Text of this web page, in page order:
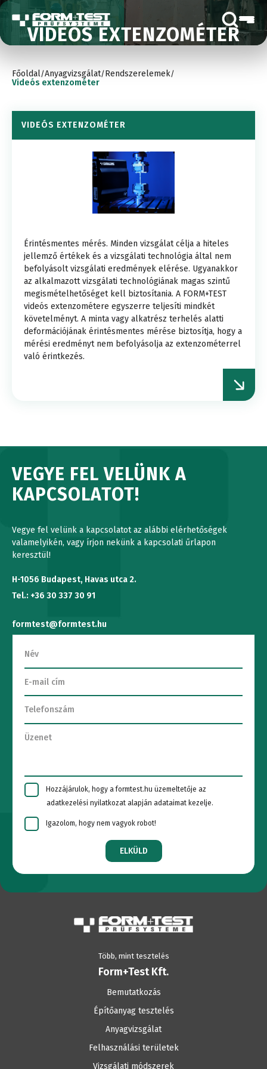
VIDEÓS EXTENZOMÉTER
Főoldal/Anyagvizsgálat/Rendszerelemek/
Videós extenzométer
VIDEÓS EXTENZOMÉTER
Érintésmentes mérés. Minden vizsgálat célja a hiteles
jellemző értékek és a vizsgálati technológia által nem
befolyásolt vizsgálati eredmények elérése. Ugyanakkor
az alkalmazott vizsgálati technológiának magas szintű
megismételhetőséget kell biztosítania. A FORM+TEST
videós extenzométere egyszerre teljesíti mindkét
követelményt. A minta vagy alkatrész terhelés alatti
deformációjának érintésmentes mérése biztosítja, hogy a
mérési eredményt nem befolyásolja az extenzométerrel
való érintkezés.
VEGYE FEL VELÜNK A
KAPCSOLATOT!
Vegye fel velünk a kapcsolatot az alábbi elérhetőségek
valamelyikén, vagy írjon nekünk a kapcsolati űrlapon
keresztül!
H-1056 Budapest, Havas utca 2.
Tel.: +36 30 337 30 91
formtest@formtest.hu
Hozzájárulok, hogy a formtest.hu üzemeltetője az
adatkezelési nyilatkozat alapján adataimat kezelje.
Igazolom, hogy nem vagyok robot!
ELKÜLD
Több, mint tesztelés
Form+Test Kft.
Bemutatkozás
Építőanyag tesztelés
Anyagvizsgálat
Felhasználási területek
Vizsgálati módszerek